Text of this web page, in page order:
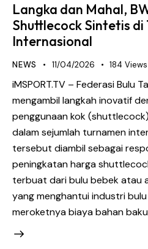
Langka dan Mahal,
Shuttlecock Sintetis di
Internasional
NEWS 11/04/2026 184 Views
iMSPORT.TV – Federasi Bulu
mengambil langkah inovatif
penggunaan kok
dalam sejumlah turnamen
tersebut diambil sebagai
peningkatan harga
terbuat dari bulu bebek atau
yang menghantui industri
meroketnya biaya bahan